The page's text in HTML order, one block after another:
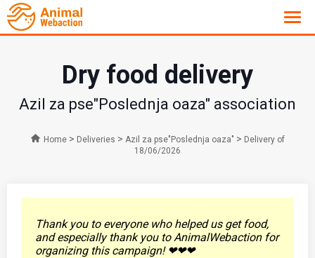
Dry food delivery
Azil za pse"Poslednja oaza" association
Home > Deliveries > Azil za pse"Poslednja oaza" > Delivery of
18/06/2026
Thank you to everyone who helped us get food,
and especially thank you to AnimalWebaction for
organizing this campaign! ❤❤❤